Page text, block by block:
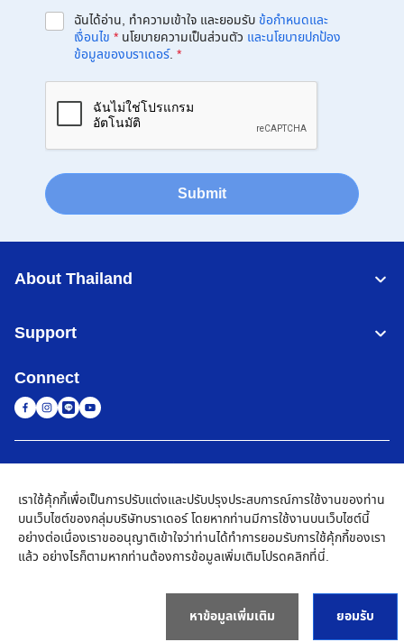
ฉันได้อ่าน, ทำความเข้าใจ และยอมรับข้อกำหนดและ
เงื่อนไข * นโยบายความเป็นส่วนตัว และนโยบายปกป้อง
ข้อมูลของบราเดอร์. *
Submit
About Thailand
Support
Connect
นโยบายความเป็นส่วนตัว เงื่อนไขการใช้งาน แผนผังเว็บไซต์ ไปที่โกลบอลไซต์
©2026BROTHER COMMERCIAL (THAILAND) LTD. All Rights
Reserved
เราใช้คุ้กกี้เพื่อเป็นการปรับแต่งและปรับปรุงประสบการณ์การใช้งานของท่าน
บนเว็บไซต์ของกลุ่มบริษัทบราเดอร์ โดยหากท่านมีการใช้งานบนเว็บไซต์นี้
อย่างต่อเนื่องเราขออนุญาติเข้าใจว่าท่านได้ทำการยอมรับการใช้คุ้กกี้ของเรา
แล้ว อย่างไรก็ตามหากท่านต้องการข้อมูลเพิ่มเติมโปรดคลิกที่นี่.
หาข้อมูลเพิ่มเติม ยอมรับ